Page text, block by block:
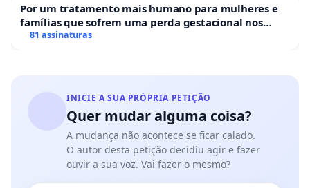
Por um tratamento mais humano para mulheres e
famílias que sofrem uma perda gestacional nos
hospitais portugueses
81 assinaturas
INICIE A SUA PRÓPRIA PETIÇÃO
Quer mudar alguma coisa?
A mudança não acontece se ficar calado.
O autor desta petição decidiu agir e fazer
ouvir a sua voz. Vai fazer o mesmo?